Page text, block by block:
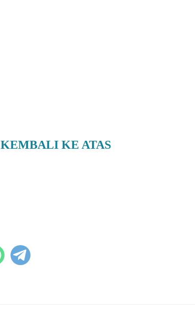
KEMBALI KE ATAS